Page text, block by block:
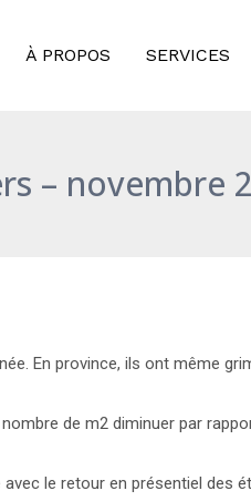
À PROPOS SERVICES
– novembre
En province, ils ont même
de m2 diminuer par
le retour en présentiel des